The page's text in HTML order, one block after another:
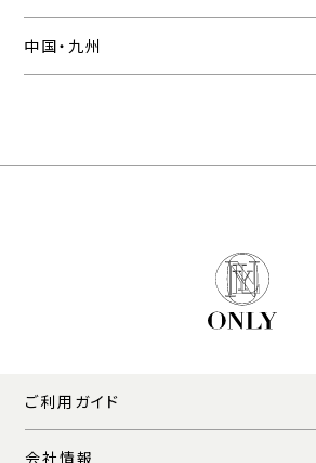
中国・九州
ご利用ガイド
会社情報